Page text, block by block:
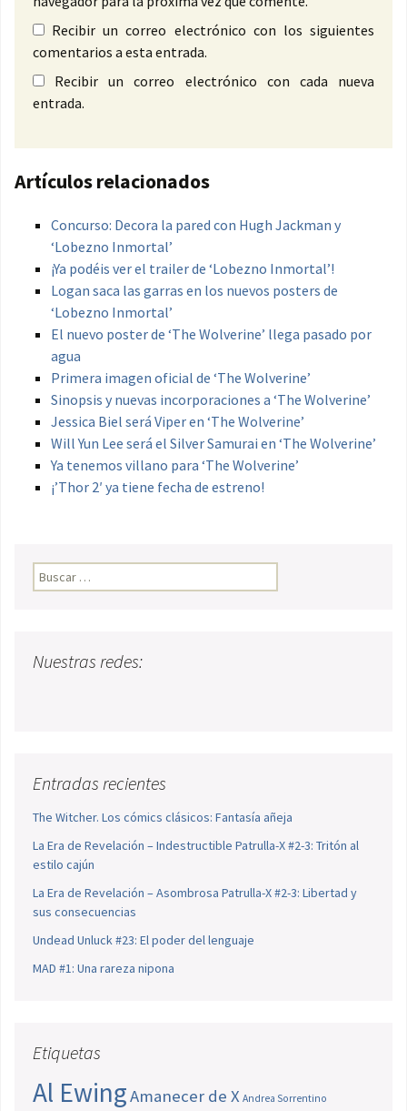
Recibir un correo electrónico con los siguientes
comentarios a esta entrada.
Recibir un correo electrónico con cada nueva
entrada.
Artículos relacionados
Concurso: Decora la pared con Hugh Jackman y
‘Lobezno Inmortal’
¡Ya podéis ver el trailer de ‘Lobezno Inmortal’!
Logan saca las garras en los nuevos posters de
‘Lobezno Inmortal’
El nuevo poster de ‘The Wolverine’ llega pasado por
agua
Primera imagen oficial de ‘The Wolverine’
Sinopsis y nuevas incorporaciones a ‘The Wolverine’
Jessica Biel será Viper en ‘The Wolverine’
Will Yun Lee será el Silver Samurai en ‘The Wolverine’
Ya tenemos villano para ‘The Wolverine’
¡’Thor 2′ ya tiene fecha de estreno!
Buscar:
Nuestras redes:
Entradas recientes
The Witcher. Los cómics clásicos: Fantasía añeja
La Era de Revelación – Indestructible Patrulla-X #2-3: Tritón al
estilo cajún
La Era de Revelación – Asombrosa Patrulla-X #2-3: Libertad y
sus consecuencias
Undead Unluck #23: El poder del lenguaje
MAD #1: Una rareza nipona
Etiquetas
Al EwingAmanecer de X Andrea Sorrentino